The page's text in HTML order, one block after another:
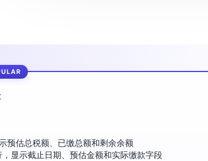
预估总税额、已缴总额和剩余余额
显示截止日期、预估金额和实际缴款字段